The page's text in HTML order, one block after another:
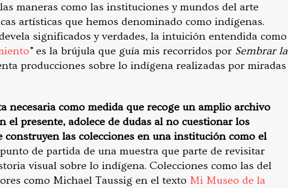
maneras como las instituciones y mundos del arte
artísticas que hemos denominado como indígenas.
significados y verdades, la intuición entendida como
” es la brújula que guía mis recorridos por Sembrar la
producciones sobre lo indígena realizadas por miradas
necesaria como medida que recoge un amplio archivo
el presente, adolece de dudas al no cuestionar los
construyen las colecciones en una institución como el
de partida de una muestra que parte de revisitar
visual sobre lo indígena. Colecciones como las del
como Michael Taussig en el texto Mi Museo de la